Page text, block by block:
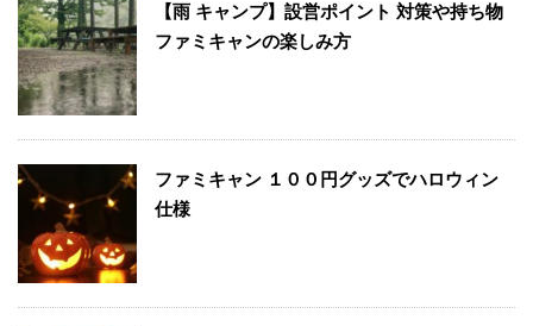
【雨 キャンプ】設営ポイント 対策や持ち物
ファミキャンの楽しみ方
ファミキャン １００円グッズでハロウィン
仕様